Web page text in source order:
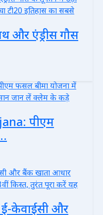
और एंड्रीस गौस
पीएम
ई-केवाईसी और